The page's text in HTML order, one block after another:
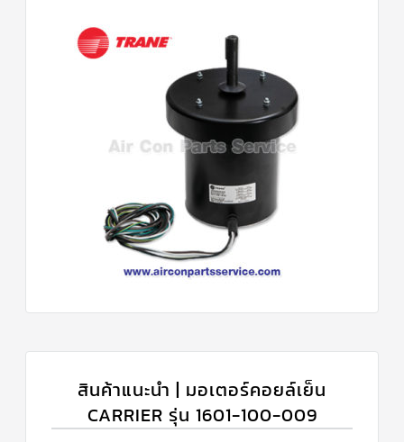
สินค้าแนะนำ | มอเตอร์คอยล์เย็น
CARRIER รุ่น 1601-100-009